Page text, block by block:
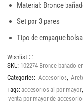
Material: Bronce
Set por 3 pares
Tipo de empaque
Wishlist
SKU: 102274 Bronce bañado
Categories: Accesorios,
Tags: accesorios al por mayor,
venta por mayor de